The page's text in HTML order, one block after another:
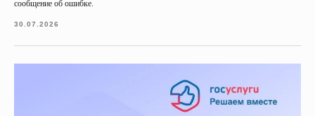
сообщение об ошибке.
30.07.2026